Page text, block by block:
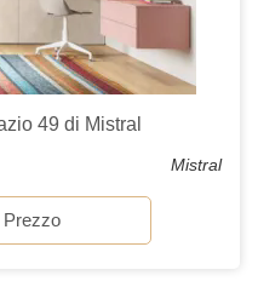
49 di Mistral
Mistral
Prezzo